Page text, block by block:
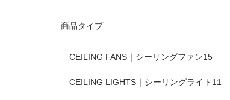
商品タイプ
CEILING FANS｜シーリングファン15
CEILING LIGHTS｜シーリングライト 11